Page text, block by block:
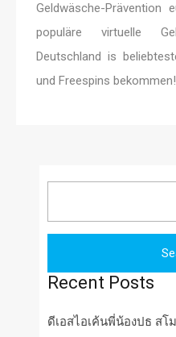
Geldwäsche-Prävention
populäre virtuelle
Deutschland is
und Freespins bekommen!
Recent Posts
ดีเอสไอเค้นพี่น้องปธ สโ